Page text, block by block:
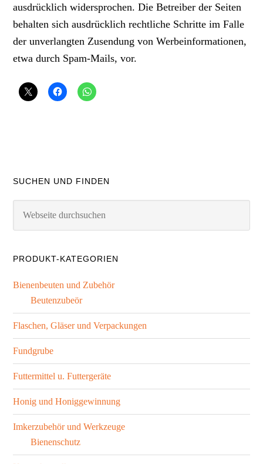
ausdrücklich widersprochen. Die Betreiber der Seiten
behalten sich ausdrücklich rechtliche Schritte im Falle
der unverlangten Zusendung von Werbeinformationen,
etwa durch Spam-Mails, vor.
SUCHEN UND FINDEN
PRODUKT-KATEGORIEN
Bienenbeuten und Zubehör
Beutenzubeör
Flaschen, Gläser und Verpackungen
Fundgrube
Futtermittel u. Futtergeräte
Honig und Honiggewinnung
Imkerzubehör und Werkzeuge
Bienenschutz